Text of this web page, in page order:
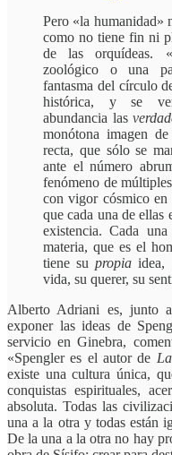
Pero «la humanidad»
como no tiene fin ni
de las orquídeas.
zoológico o una
fantasma del círculo
histórica, y se
abundancia las
monótona imagen
recta, que sólo se
ante el número
fenómeno de
con vigor cósmico en
que cada una de ellas
existencia. Cada
materia, que es el
tiene supropiaidea,
vida, su querer, su
Alberto Adriani es, junto
exponer las ideas de
servicio en Ginebra,
«Spengler es el autor de
existe una cultura única,
conquistas espirituales,
absoluta. Todas las
una a la otra y todas están
De la una a la otra no hay